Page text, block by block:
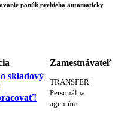
ponúk prebieha automaticky
Zamestnávateľ
skladový
TRANSFER |
Personálna
agentúra